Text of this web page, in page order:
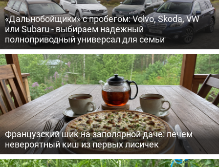
«Дальнобойщики» с пробегом: Volvo, Skoda, VW
или Subaru - выбираем надежный
полноприводный универсал для семьи
Французский шик на заполярной даче: печем
невероятный киш из первых лисичек